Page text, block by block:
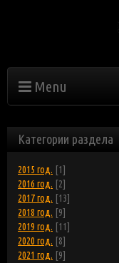
Menu
Категории раздела
2015 год. [1]
2016 год. [2]
2017 год. [13]
2018 год. [9]
2019 год. [11]
2020 год. [8]
2021 год. [9]